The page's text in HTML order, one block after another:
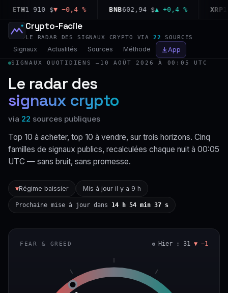
1 910 $▼ −0,4 % BNB602,94 $▲ +0,4 % XRP
Crypto-Facile
LE RADAR DES SIGNAUX CRYPTO VIA 22 SOURCES
Signaux Actualités Sources Méthode App
SIGNAUX QUOTIDIENS — 10 AOÛT 2026 À 00:05 UTC
Le radar des
signaux crypto
via 22 sources publiques
Top 10 à acheter, top 10 à vendre, sur trois horizons. Cinq
familles de signaux publics, recalculées chaque nuit à 00:05
UTC — sans bruit, sans promesse.
▼Régime baissier Mis à jour il y a 9 h
Prochaine mise à jour dans 14 h 54 min 36 s
FEAR & GREED Hier : 31 ▼ −1